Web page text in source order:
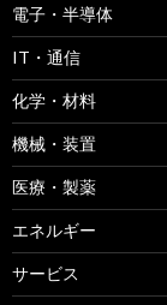
電子・半導体
IT・通信
化学・材料
機械・装置
医療・製薬
エネルギー
サービス